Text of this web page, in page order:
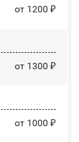
от 1200 ₽
от 1300 ₽
от 1000 ₽